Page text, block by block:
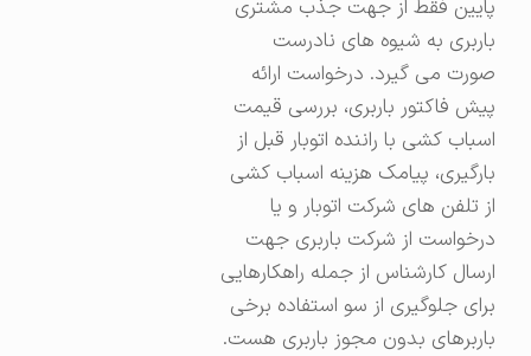
پایین فقط از جهت جذب مشتری
باربری به شیوه های نادرست
صورت می گیرد. درخواست ارائه
پیش فاکتور باربری، بررسی قیمت
اسباب کشی با راننده اتوبار قبل از
بارگیری، پیامک هزینه اسباب کشی
از تلفن های شرکت اتوبار و یا
درخواست از شرکت باربری جهت
ارسال کارشناس از جمله راهکارهایی
برای جلوگیری از سو استفاده برخی
باربرهای بدون مجوز باربری هست.